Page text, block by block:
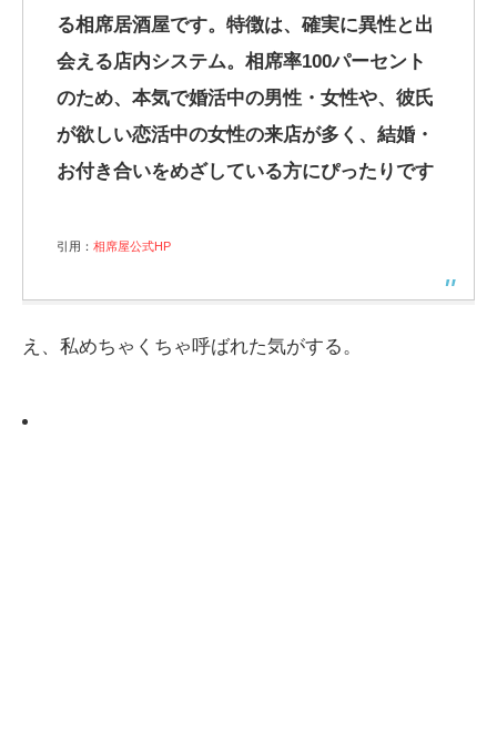
る相席居酒屋です。特徴は、確実に異性と出
会える店内システム。相席率100パーセント
のため、本気で婚活中の男性・女性や、彼氏
が欲しい恋活中の女性の来店が多く、結婚・
お付き合いをめざしている方にぴったりです
引用： 相席屋公式HP
え、私めちゃくちゃ呼ばれた気がする。